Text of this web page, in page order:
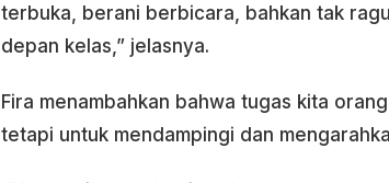
terbuka, berani berbicara, bahkan tak
depan kelas,” jelasnya.
Fira menambahkan bahwa tugas kita
tetapi untuk mendampingi dan